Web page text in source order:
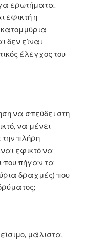
ερωτήματα.
εφικτή η
δεν είναι
έλεγχος του
να σπεύδει στη
να μένει
την πλήρη
εφικτό να
που πήγαν τα
δραχμές) που
μάλιστα,